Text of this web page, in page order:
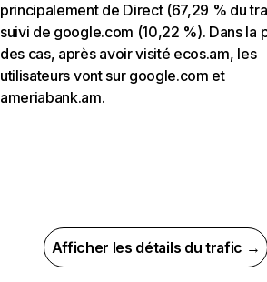
principalement de Direct (67,29 % du
suivi de google.com (10,22 %). Dans la
des cas, après avoir visité ecos.am, les
utilisateurs vont sur google.com et
ameriabank.am.
Afficher les détails du trafic →